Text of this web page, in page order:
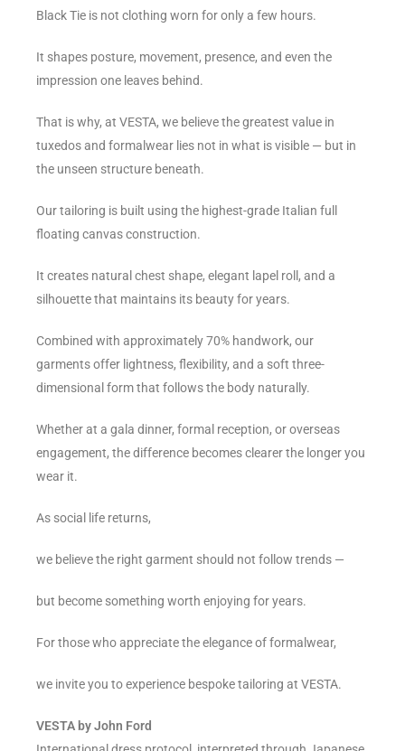
Black Tie is not clothing worn for only a few hours.
It shapes posture, movement, presence, and even the
impression one leaves behind.
That is why, at VESTA, we believe the greatest value in
tuxedos and formalwear lies not in what is visible — but in
the unseen structure beneath.
Our tailoring is built using the highest-grade Italian full
floating canvas construction.
It creates natural chest shape, elegant lapel roll, and a
silhouette that maintains its beauty for years.
Combined with approximately 70% handwork, our
garments offer lightness, flexibility, and a soft three-
dimensional form that follows the body naturally.
Whether at a gala dinner, formal reception, or overseas
engagement, the difference becomes clearer the longer you
wear it.
As social life returns,
we believe the right garment should not follow trends —
but become something worth enjoying for years.
For those who appreciate the elegance of formalwear,
we invite you to experience bespoke tailoring at VESTA.
VESTA by John Ford